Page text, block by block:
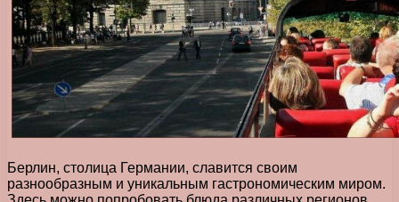
Берлин, столица Германии, славится своим
разнообразным и уникальным гастрономическим миром.